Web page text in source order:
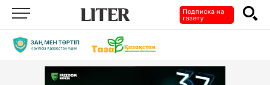
Подписка на
газету